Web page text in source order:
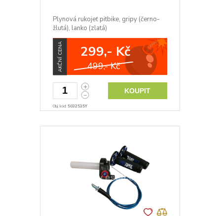
Plynová rukojeť pitbike, gripy (černo-
žlutá), lanko (zlatá)
AKČNÍ CENA 299,- Kč
499,- Kč
Obj. kód: 5032535Y
KOUPIT